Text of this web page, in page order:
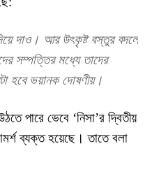
দাও। আর উৎকৃষ্ট বস্তুর বদলে
সম্পত্তির মধ্যে তাদের
হবে ভয়ানক দোষণীয়।
পারে ভেবে ‘নিসা’র দ্বিতীয়
ব্যক্ত হয়েছে। তাতে বলা